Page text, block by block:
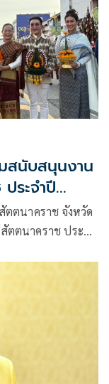
สนับสนุนงาน
ระจำปี
ตนาคราช จังหวัด
ตนาคราช ประจำ